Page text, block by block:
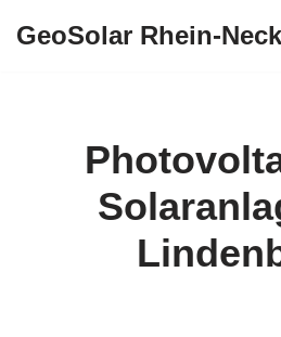
GeoSolar Rhein-